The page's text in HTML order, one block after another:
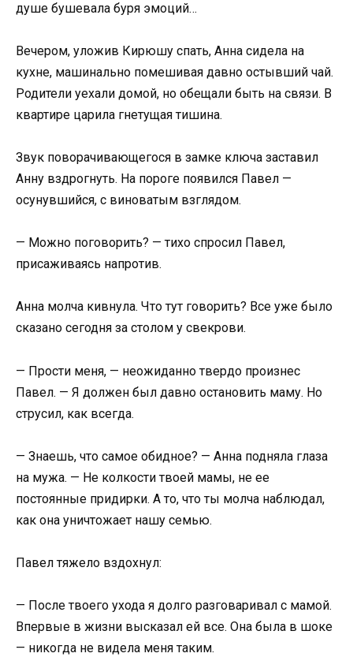
душе бушевала буря эмоций…
Вечером, уложив Кирюшу спать, Анна сидела на
кухне, машинально помешивая давно остывший чай.
Родители уехали домой, но обещали быть на связи. В
квартире царила гнетущая тишина.
Звук поворачивающегося в замке ключа заставил
Анну вздрогнуть. На пороге появился Павел —
осунувшийся, с виноватым взглядом.
— Можно поговорить? — тихо спросил Павел,
присаживаясь напротив.
Анна молча кивнула. Что тут говорить? Все уже было
сказано сегодня за столом у свекрови.
— Прости меня, — неожиданно твердо произнес
Павел. — Я должен был давно остановить маму. Но
струсил, как всегда.
— Знаешь, что самое обидное? — Анна подняла глаза
на мужа. — Не колкости твоей мамы, не ее
постоянные придирки. А то, что ты молча наблюдал,
как она уничтожает нашу семью.
Павел тяжело вздохнул:
— После твоего ухода я долго разговаривал с мамой.
Впервые в жизни высказал ей все. Она была в шоке
— никогда не видела меня таким.